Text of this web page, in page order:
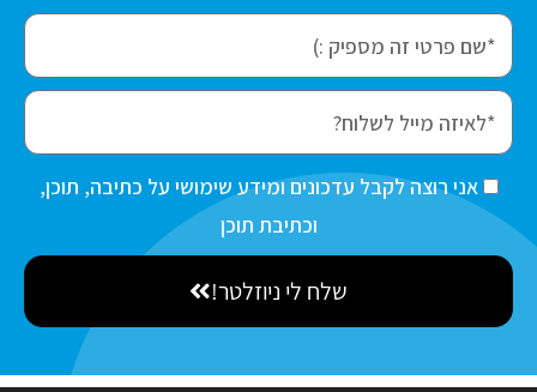
f
i
r
s
e
e
m
ס
כ
ה
אני רוצה לקבל עדכונים ומידע שימושי על כתיבה, תוכן,
וכתיבת תוכן
שלח לי ניוזלטר!